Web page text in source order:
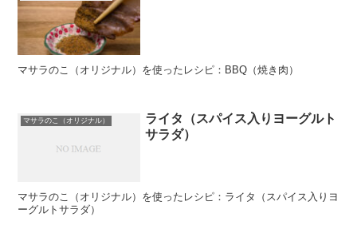
マサラのこ（オリジナル）を使ったレシピ：BBQ（焼き肉）
マサラのこ（オリジナル）
ライタ（スパイス入りヨーグルト
サラダ）
マサラのこ（オリジナル）を使ったレシピ：ライタ（スパイス入りヨ
ーグルトサラダ）